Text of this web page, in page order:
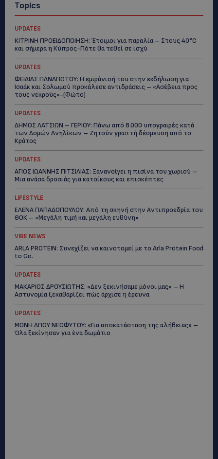
Topics
UPDATES
ΚΙΤΡΙΝΗ ΠΡΟΕΙΔΟΠΟΙΗΣΗ: Έτοιμοι για παραλία – Στους 40°C
και σήμερα η Κύπρος-Πότε θα τεθεί σε ισχύ
UPDATES
ΦΕΙΔΙΑΣ ΠΑΝΑΓΙΩΤΟΥ: Η εμφάνισή του στην εκδήλωση για
Ισαάκ και Σολωμού προκάλεσε αντιδράσεις – «Ασέβεια προς
τους νεκρούς»-(Φώτο)
UPDATES
ΔΗΜΟΣ ΛΑΤΣΙΩΝ – ΓΕΡΙΟΥ: Πάνω από 8.000 υπογραφές κατά
των Δομών Ανηλίκων – Ζητούν γραπτή δέσμευση από το
Κράτος
UPDATES
ΑΓΙΟΣ ΙΩΑΝΝΗΣ ΠΙΤΣΙΛΙΑΣ: Ξανανοίγει η πισίνα του χωριού –
Μια ανάσα δροσιάς για κατοίκους και επισκέπτες
LIFESTYLE
ΕΛΕΝΑ ΠΑΠΑΔΟΠΟΥΛΟΥ: Από τη σκηνή στην Αντιπροεδρία του
ΘΟΚ – «Μεγάλη τιμή και μεγάλη ευθύνη»
VIBE NEWS
ARLA PROTEIN: Συνεχίζει να καινοτομεί με το Arla Protein Food
to Go.
UPDATES
ΜΑΚΑΡΙΟΣ ΔΡΟΥΣΙΩΤΗΣ: «Δεν ξεκινήσαμε μόνοι μας» – Η
Αστυνομία ξεκαθαρίζει πώς άρχισε η έρευνα
UPDATES
ΜΟΝΗ ΑΓΙΟΥ ΝΕΟΦΥΤΟΥ: «Για αποκατάσταση της αλήθειας» –
Όλα ξεκίνησαν για ένα δωμάτιο